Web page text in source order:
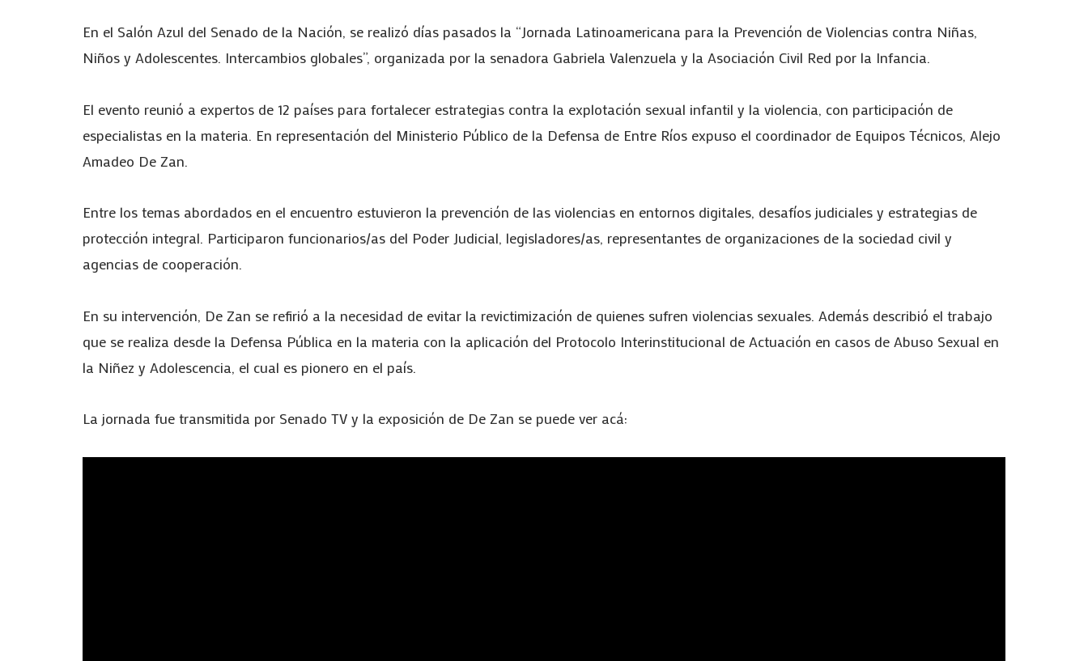
En el Salón Azul del Senado de la Nación, se realizó días pasados la “Jornada Latinoamericana para la Prevención de Violencias contra Niñas,
Niños y Adolescentes. Intercambios globales”, organizada por la senadora Gabriela Valenzuela y la Asociación Civil Red por la Infancia.
El evento reunió a expertos de 12 países para fortalecer estrategias contra la explotación sexual infantil y la violencia, con participación de
especialistas en la materia. En representación del Ministerio Público de la Defensa de Entre Ríos expuso el coordinador de Equipos Técnicos, Alejo
Amadeo De Zan.
Entre los temas abordados en el encuentro estuvieron la prevención de las violencias en entornos digitales, desafíos judiciales y estrategias de
protección integral. Participaron funcionarios/as del Poder Judicial, legisladores/as, representantes de organizaciones de la sociedad civil y
agencias de cooperación.
En su intervención, De Zan se refirió a la necesidad de evitar la revictimización de quienes sufren violencias sexuales. Además describió el trabajo
que se realiza desde la Defensa Pública en la materia con la aplicación del Protocolo Interinstitucional de Actuación en casos de Abuso Sexual en
la Niñez y Adolescencia, el cual es pionero en el país.
La jornada fue transmitida por Senado TV y la exposición de De Zan se puede ver acá: